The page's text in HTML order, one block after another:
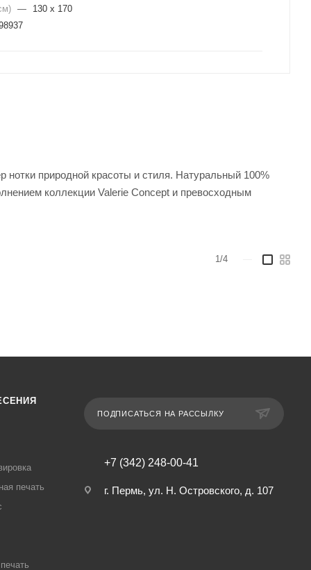
—
130 х 170
природной красоты и стиля. Натуральный 100%
коллекции Valerie Concept и превосходным
1/4
печать
ПОДПИСАТЬСЯ НА РАССЫЛКУ
+7 (342) 248-00-41
г. Пермь, ул. Н. Островского, д. 107